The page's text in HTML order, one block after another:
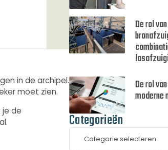
in de archipel.
moet zien.
je de
De rol
De rol
moderne
Categorieën